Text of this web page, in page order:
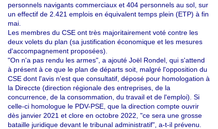
personnels navigants commerciaux et 404 personnels au sol, sur
un effectif de 2.421 emplois en équivalent temps plein (ETP) à fin
mai.
Les membres du CSE ont très majoritairement voté contre les
deux volets du plan (sa justification économique et les mesures
d'accompagnement proposées).
"On n'a pas rendu les armes", a ajouté Joël Rondel, qui s'attend
à présent à ce que le plan de départs soit, malgré l'opposition du
CSE dont l'avis n'est que consultatif, déposé pour homologation à
la Direccte (direction régionale des entreprises, de la
concurrence, de la consommation, du travail et de l'emploi). Si
celle-ci homologue le PDV-PSE, que la direction compte ouvrir
dès janvier 2021 et clore en octobre 2022, "ce sera une grosse
bataille juridique devant le tribunal administratif", a-t-il prévenu.